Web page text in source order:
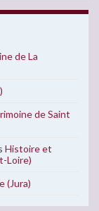
de La
de Saint
Histoire et
Loire)
(Jura)